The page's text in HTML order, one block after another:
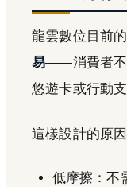
龍雲數位目前
易——消費者不
悠遊卡或行動
這樣設計的原因
低摩擦：不